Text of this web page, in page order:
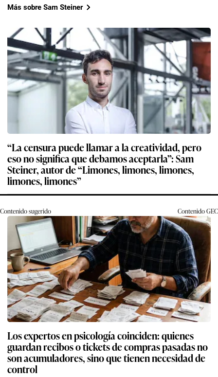
Más sobre Sam Steiner
“La censura puede llamar a la creatividad, pero
eso no significa que debamos aceptarla”: Sam
Steiner, autor de “Limones, limones, limones,
limones, limones”
Contenido sugerido ContenidoGEC
Los expertos en psicología coinciden: quienes
guardan recibos o tickets de compras pasadas no
son acumuladores, sino que tienen necesidad de
control